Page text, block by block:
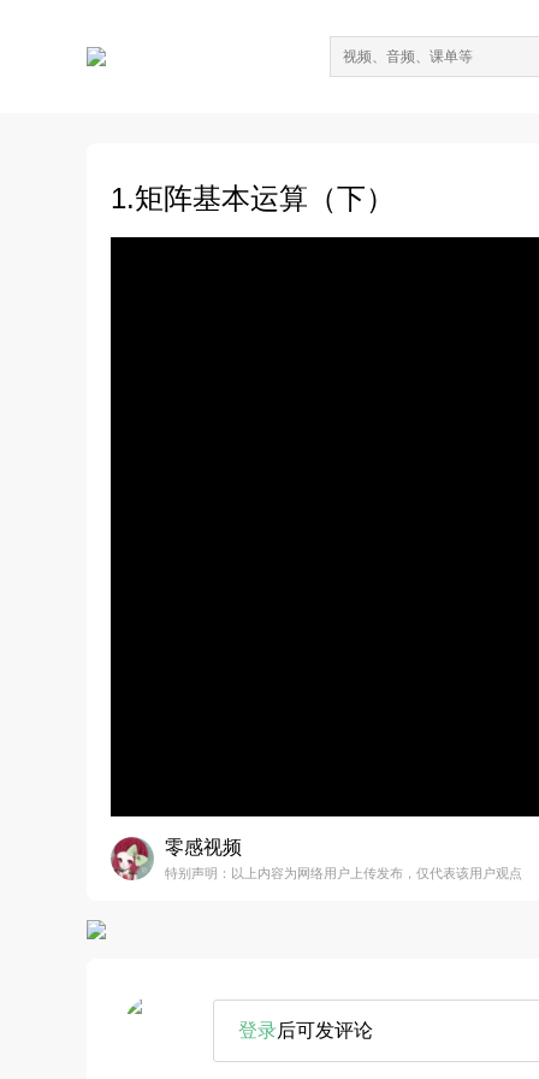
1.矩阵基本运算（下）
零感视频
特别声明：以上内容为网络用户上传发布，仅代表该用户观点
登录后可发评论